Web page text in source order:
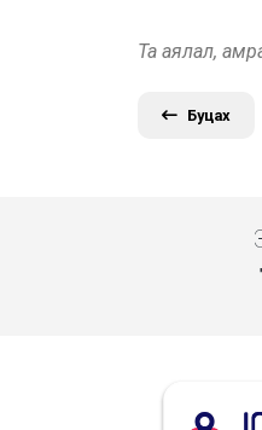
Та аялал,
Буцах